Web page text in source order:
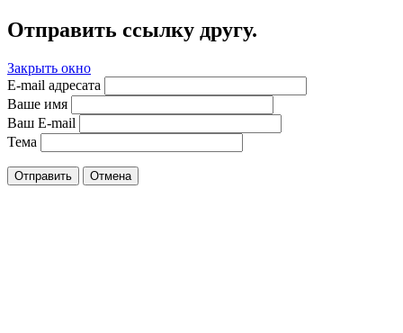
Отправить ссылку другу.
Закрыть окно
E-mail адресата
Ваше имя
Ваш E-mail
Тема
Отправить Отмена